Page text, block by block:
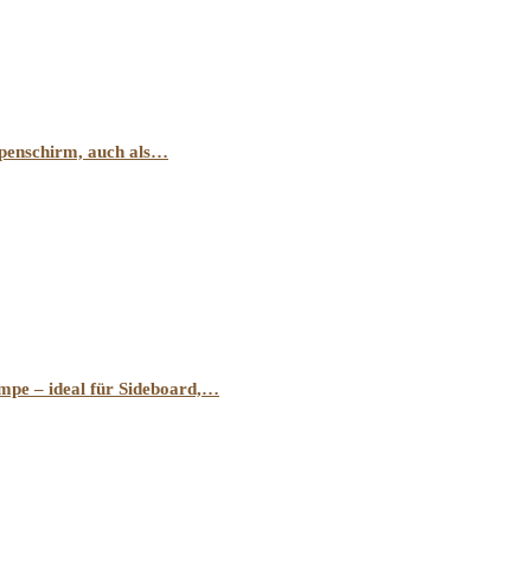
auch als…
– ideal für Sideboard,…